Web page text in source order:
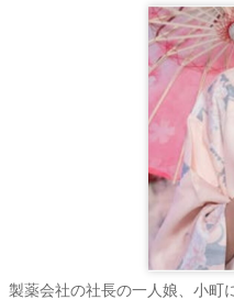
製薬会社の社長の一人娘、小町